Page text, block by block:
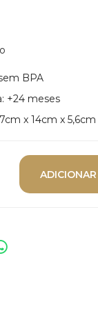
BPA
+24 meses
x 14cm x 5,6cm
ADICIONAR